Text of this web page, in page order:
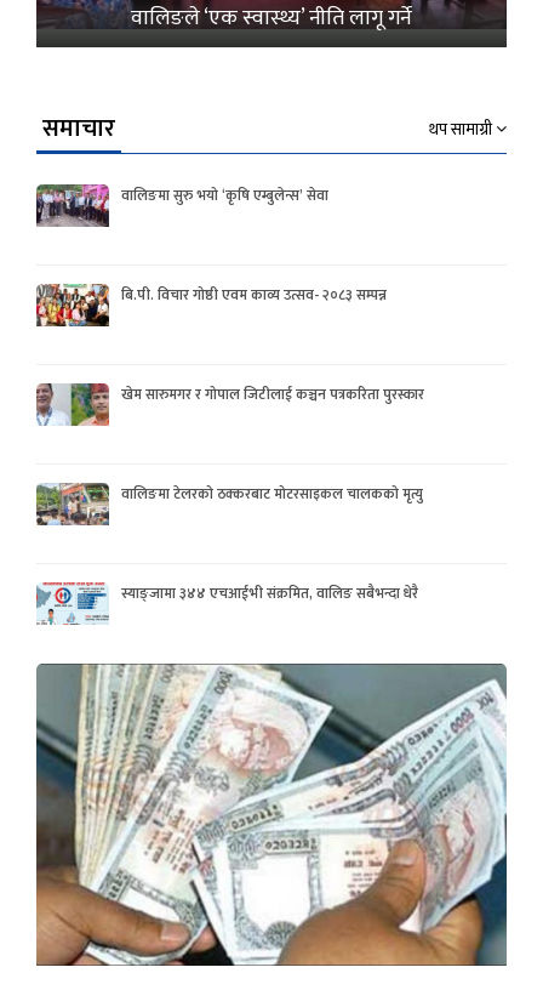
वालिङले ‘एक स्वास्थ्य’ नीति लागू गर्ने
समाचार थप सामाग्री
वालिङमा सुरु भयो ‘कृषि एम्बुलेन्स’ सेवा
बि.पी. विचार गोष्ठी एवम काव्य उत्सव- २०८३ सम्पन्न
खेम सारुमगर र गोपाल जिटीलाई कञ्चन पत्रकरिता पुरस्कार
वालिङमा टेलरको ठक्करबाट मोटरसाइकल चालकको मृत्यु
स्याङ्जामा ३४४ एचआईभी संक्रमित, वालिङ सबैभन्दा धेरै